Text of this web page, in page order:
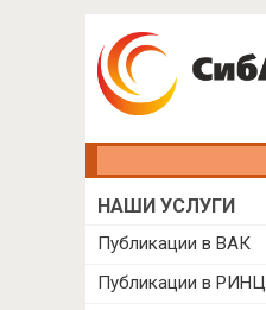
НАШИ УСЛУГИ
Публикации в ВАК
Публикации в РИНЦ